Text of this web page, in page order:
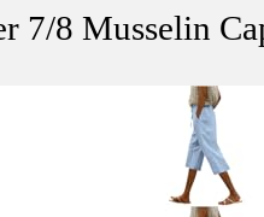
7/8 Musselin